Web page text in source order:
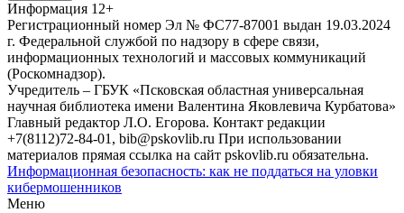
Информация 12+
Регистрационный номер Эл № ФС77-87001 выдан 19.03.2024
г. Федеральной службой по надзору в сфере связи,
информационных технологий и массовых коммуникаций
(Роскомнадзор).
Учредитель – ГБУК «Псковская областная универсальная
научная библиотека имени Валентина Яковлевича Курбатова»
Главный редактор Л.О. Егорова. Контакт редакции
+7(8112)72-84-01, bib@pskovlib.ru При использовании
материалов прямая ссылка на сайт pskovlib.ru обязательна.
Информационная безопасность: как не поддаться на уловки
кибермошенников
Меню